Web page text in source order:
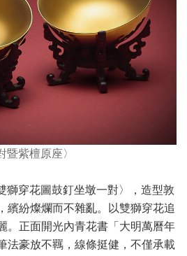
紫檀原座〉
獅穿花圖鼓釘坐墩一對〉，造型敦
繽紛燦爛而不雜亂。以雙獅穿花追
。正面開光內青花書「大明萬曆年
法豪放不羈，線條挺健，不僅承載